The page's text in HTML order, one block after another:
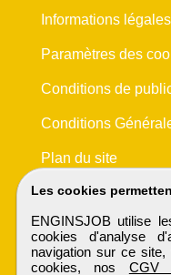
Les cookies
ENGINSJOB utilise
cookies d'analyse
navigation sur ce
cookies, nos CGV
Informations légales
Paramètres des
Conditions de
Conditions
Plan du site